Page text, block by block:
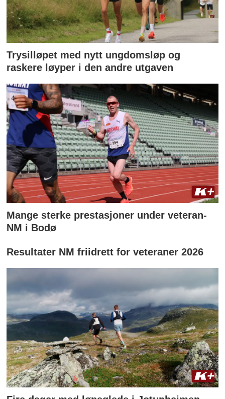
Trysilløpet med nytt ungdomsløp og
raskere løyper i den andre utgaven
Mange sterke prestasjoner under veteran-
NM i Bodø
Resultater NM friidrett for veteraner 2026